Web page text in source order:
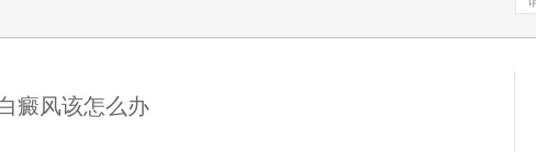
癜风该怎么办